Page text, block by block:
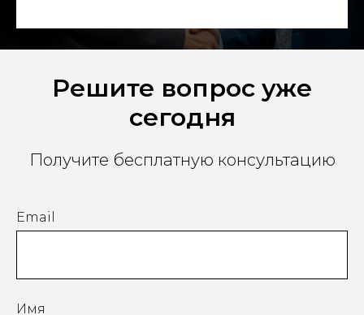
Решите вопрос уже
сегодня
Получите бесплатную консультацию
Email
Имя